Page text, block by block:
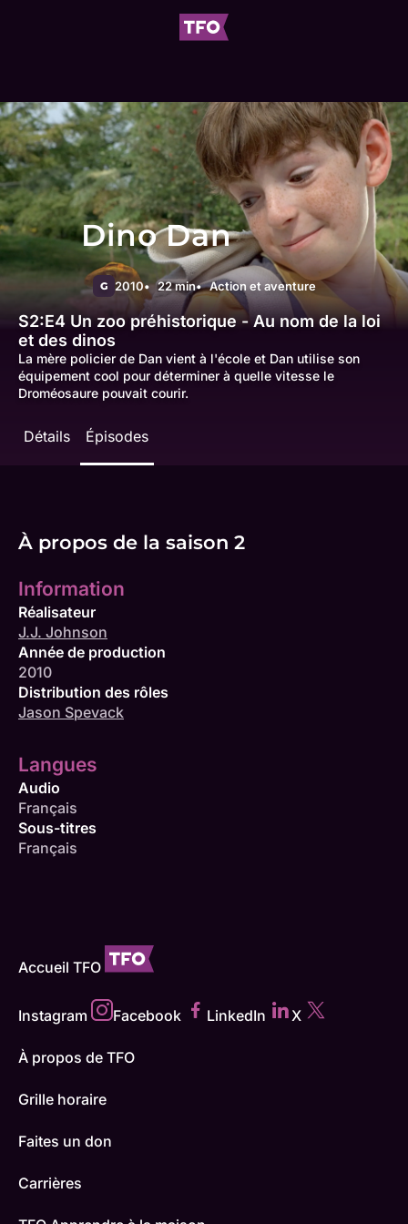
Dino Dan
G 2010 22 min Action et aventure
S2:E4 Un zoo préhistorique - Au nom de la loi
et des dinos
La mère policier de Dan vient à l'école et Dan utilise son
équipement cool pour déterminer à quelle vitesse le
Droméosaure pouvait courir.
Détails Épisodes
À propos de la saison 2
Information
Réalisateur
J.J. Johnson
Année de production
2010
Distribution des rôles
Jason Spevack
Langues
Audio
Français
Sous-titres
Français
Accueil TFO
Instagram Facebook LinkedIn X
À propos de TFO
Grille horaire
Faites un don
Carrières